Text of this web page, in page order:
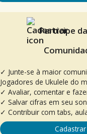
Participe
✓ Junte-se à maior
Jogadores de Ukulele do
✓ Avaliar, comentar e
✓ Salvar cifras em seu
✓ Contribuir com tabs,
Cadastrar